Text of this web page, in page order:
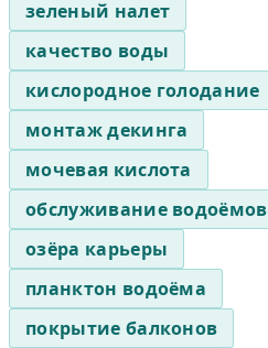
зеленый налет
качество воды
кислородное голодание
монтаж декинга
мочевая кислота
обслуживание водоёмов
озёра карьеры
планктон водоёма
покрытие балконов